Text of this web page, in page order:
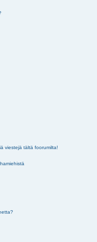
viestejä tältä foorumilta!